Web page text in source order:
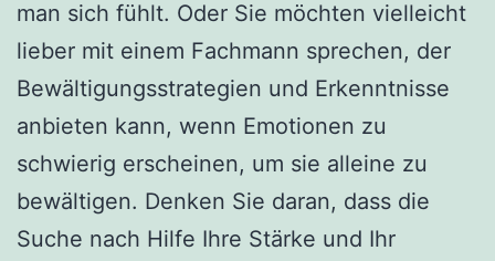
man sich fühlt. Oder Sie möchten vielleicht
lieber mit einem Fachmann sprechen, der
Bewältigungsstrategien und Erkenntnisse
anbieten kann, wenn Emotionen zu
schwierig erscheinen, um sie alleine zu
bewältigen. Denken Sie daran, dass die
Suche nach Hilfe Ihre Stärke und Ihr